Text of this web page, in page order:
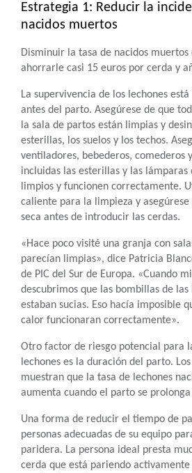
Estrategia 1: Reducir la
nacidos muertos
Disminuir la tasa de nacidos muertos
ahorrarle casi 15 euros por cerda y
La supervivencia de los lechones
antes del parto. Asegúrese de que
la sala de partos están limpias y
esterillas, los suelos y los techos.
ventiladores, bebederos, comederos
incluidas las esterillas y las lámparas
limpios y funcionen correctamente.
caliente para la limpieza y asegúrese
seca antes de introducir las cerdas.
«Hace poco visité una granja con
parecían limpias», dice Patricia
de PIC del Sur de Europa. «Cuando
descubrimos que las bombillas de
estaban sucias. Eso hacía imposible
calor funcionaran correctamente».
Otro factor de riesgo potencial para
lechones es la duración del parto. Los
muestran que la tasa de lechones
aumenta cuando el parto se
Una forma de reducir el tiempo de
personas adecuadas de su equipo
paridera. La persona ideal presta
cerda que está pariendo activamente